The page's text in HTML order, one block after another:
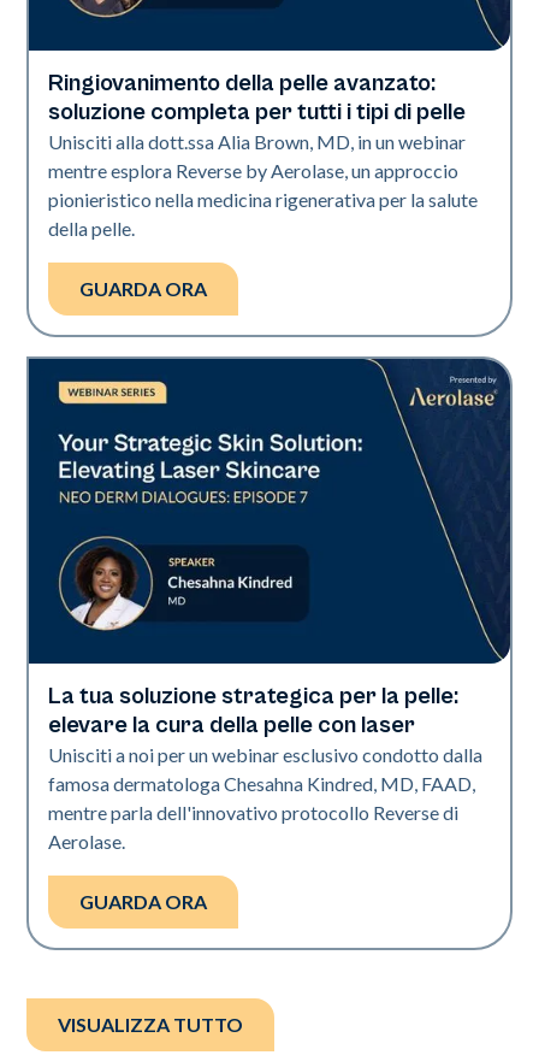
Neo + Era
Ringiovanimento della pelle avanzato:
soluzione completa per tutti i tipi di pelle
Unisciti alla dott.ssa Alia Brown, MD, in un webinar
mentre esplora Reverse by Aerolase, un approccio
pionieristico nella medicina rigenerativa per la salute
della pelle.
GUARDA ORA
Neo + Era
La tua soluzione strategica per la pelle:
elevare la cura della pelle con laser
Unisciti a noi per un webinar esclusivo condotto dalla
famosa dermatologa Chesahna Kindred, MD, FAAD,
mentre parla dell'innovativo protocollo Reverse di
Aerolase.
GUARDA ORA
VISUALIZZA TUTTO